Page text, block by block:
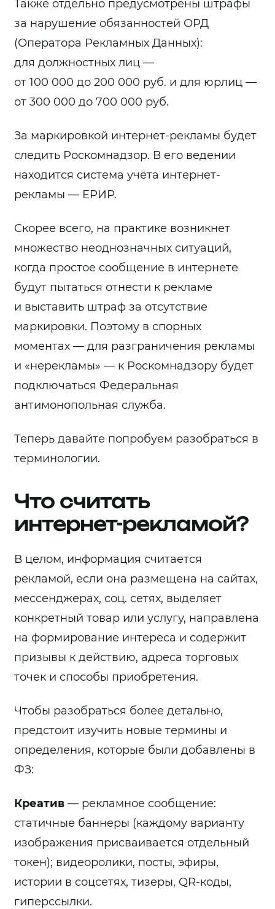
Также отдельно предусмотрены штрафы
за нарушение обязанностей ОРД
(Оператора Рекламных Данных):
для должностных лиц —
от 100 000 до 200 000 руб. и для юрлиц —
от 300 000 до 700 000 руб.
За маркировкой интернет-рекламы будет
следить Роскомнадзор. В его ведении
находится система учёта интернет-
рекламы — ЕРИР.
Скорее всего, на практике возникнет
множество неоднозначных ситуаций,
когда простое сообщение в интернете
будут пытаться отнести к рекламе
и выставить штраф за отсутствие
маркировки. Поэтому в спорных
моментах — для разграничения рекламы
и «нерекламы» — к Роскомнадзору будет
подключаться Федеральная
антимонопольная служба.
Теперь давайте попробуем разобраться в
терминологии.
Что считать
интернет-рекламой?
В целом, информация считается
рекламой, если она размещена на сайтах,
мессенджерах, соц. сетях, выделяет
конкретный товар или услугу, направлена
на формирование интереса и содержит
призывы к действию, адреса торговых
точек и способы приобретения.
Чтобы разобраться более детально,
предстоит изучить новые термины и
определения, которые были добавлены в
ФЗ:
Креатив— рекламное сообщение:
статичные баннеры (каждому варианту
изображения присваивается отдельный
токен); видеоролики, посты, эфиры,
истории в соцсетях, тизеры, QR-коды,
гиперссылки.